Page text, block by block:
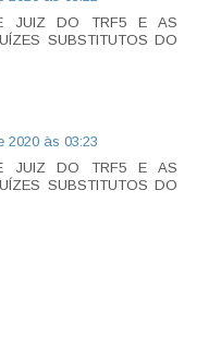
JUIZ DO TRF5 E AS
SUBSTITUTOS DO
2020 às 03:23
JUIZ DO TRF5 E AS
SUBSTITUTOS DO